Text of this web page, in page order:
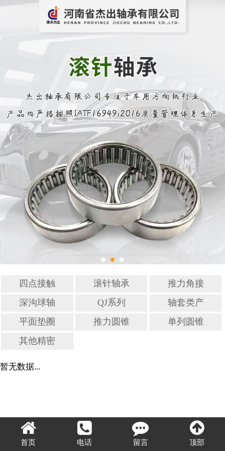
网站首页
滚针轴承
推力角接触球轴承
深沟球轴承
QJ系列四点接触球轴承
轴套类产品
平面垫圈
推力圆锥滚子轴承
单列圆锥滚子轴承
四点接触
螺杆轴承
滚针轴承
推力角接
触球轴承
深沟球轴
承
QJ系列
四点接触
轴套类产
品
平面垫圈
推力圆锥
单列圆锥
其他精密
暂无数据...
首页 电话 留言 顶部